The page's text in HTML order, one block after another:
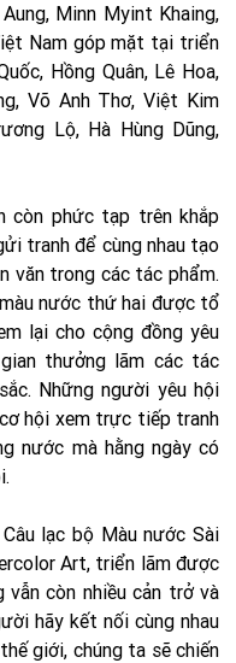
Minn Myint Khaing,
Nam góp mặt tại triển
Hồng Quân, Lê Hoa,
Võ Anh Thơ, Việt Kim
Lộ, Hà Hùng Dũng,
còn phức tạp trên khắp
tranh để cùng nhau tạo
văn trong các tác phẩm.
nước thứ hai được tổ
lại cho cộng đồng yêu
thưởng lãm các tác
Những người yêu hội
hội xem trực tiếp tranh
nước mà hằng ngày có
lạc bộ Màu nước Sài
Art, triển lãm được
còn nhiều cản trở và
hãy kết nối cùng nhau
giới, chúng ta sẽ chiến